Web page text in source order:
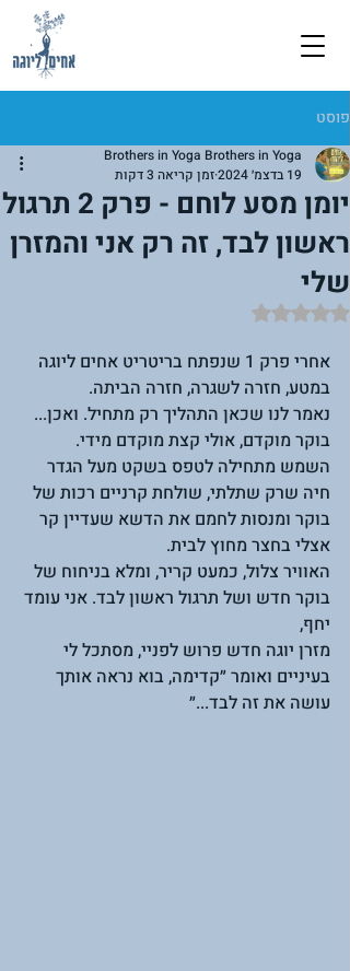
פוסט
יומן מסע לוחם - פרק 2 תרגול
ראשון לבד, זה רק אני והמזרן
שלי
Brothers in Yoga Brothers in Yoga
19 בדצמ׳ 2024
זמן קריאה 3 דקות
דירוג של NaN מתוך 5 כוכבים
אחרי פרק 1 שנפתח בריטריט אחים ליוגה
במטע, חזרה לשגרה, חזרה הביתה.
נאמר לנו שכאן התהליך רק מתחיל. ואכן...
בוקר מוקדם, אולי קצת מוקדם מידי.
השמש מתחילה לטפס בשקט מעל הגדר
חיה שרק שתלתי, שולחת קרניים רכות של
בוקר ומנסות לחמם את הדשא שעדיין קר
אצלי בחצר מחוץ לבית.
האוויר צלול, כמעט קריר, ומלא בניחוח של
בוקר חדש ושל תרגול ראשון לבד. אני עומד
יחף,
מזרן יוגה חדש פרוש לפניי, מסתכל לי
בעיניים ואומר ״קדימה, בוא נראה אותך
עושה את זה לבד...״